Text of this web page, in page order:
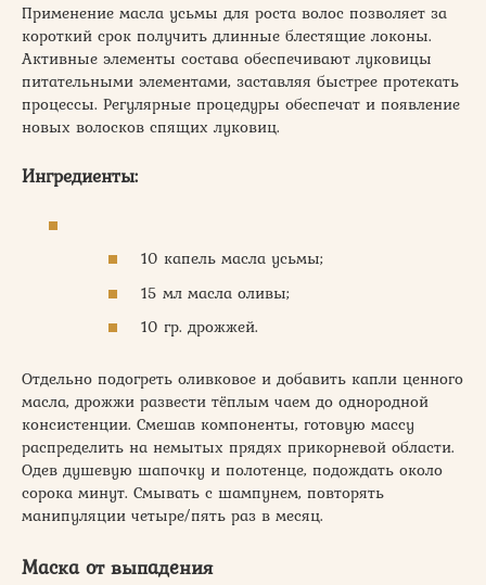
Применение масла усьмы для роста волос позволяет за
короткий срок получить длинные блестящие локоны.
Активные элементы состава обеспечивают луковицы
питательными элементами, заставляя быстрее протекать
процессы. Регулярные процедуры обеспечат и появление
новых волосков спящих луковиц.
Ингредиенты:
10 капель масла усьмы;
15 мл масла оливы;
10 гр. дрожжей.
Отдельно подогреть оливковое и добавить капли ценного
масла, дрожжи развести тёплым чаем до однородной
консистенции. Смешав компоненты, готовую массу
распределить на немытых прядях прикорневой области.
Одев душевую шапочку и полотенце, подождать около
сорока минут. Смывать с шампунем, повторять
манипуляции четыре/пять раз в месяц.
Маска от выпадения